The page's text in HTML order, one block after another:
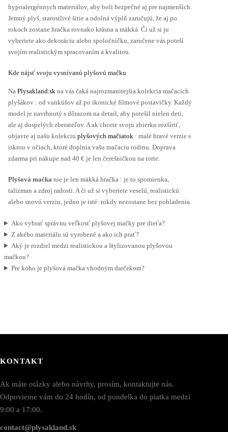
hypoalergénnych materiálov, aby boli bezpečné aj pre najmenších.
Jemný plyš, starostlivé šitie a odolná výplň zaručujú, že aj po
rokoch zostane hračka rovnako krásna a mäkká. Či už si ju
vyberiete ako dekoráciu alebo spoločníčku, zaručene vás poteší
svojím realistickým spracovaním a kvalitou.
Kde nájsť svoju vysnívanú plyšovú mačku
Na Plysakland.sk na vás čaká najrozmanitejšia kolekcia mačacích
plyšákov : od vankúšov až po ikonické filmové postavičky. Každý
model je navrhnutý s dôrazom na detail, aby potešil nielen deti,
ale aj dospelých zberateľov. A ak chcete svoju zbierku rozšíriť,
objavte aj našu kolekciu plyšových mačiatok : malé hravé verzie s
iskrou v očiach, ktoré doplnia vašu mačaciu rodinu. Doprava
zdarma pri nákupe nad 40 € je len čerešničkou na torte.
Plyšová mačka nie je len mäkká hračka : je to spomienka,
talizman a zdroj radosti. A či už si vyberiete veselú, realistickú
alebo snovú verziu, jedno je isté: nikdy nezostane bez pohladenia.
Ako vybrať správnu veľkosť plyšovej mačky pre dieťa?
Z akého materiálu sú vyrobené a ako ich prať?
Aký je rozdiel medzi realistickou a štylizovanou plyšovou
mačkou?
Pre koho je plyšová mačka vhodným darčekom?
KONTAKT
Ak máte otázky alebo návrhy, prosím, kontaktujte nás.
Odpovieme vám do 24 hodín, od pondelka do piatka medzi
9:00 a 17:00.
contact@plysakland.sk